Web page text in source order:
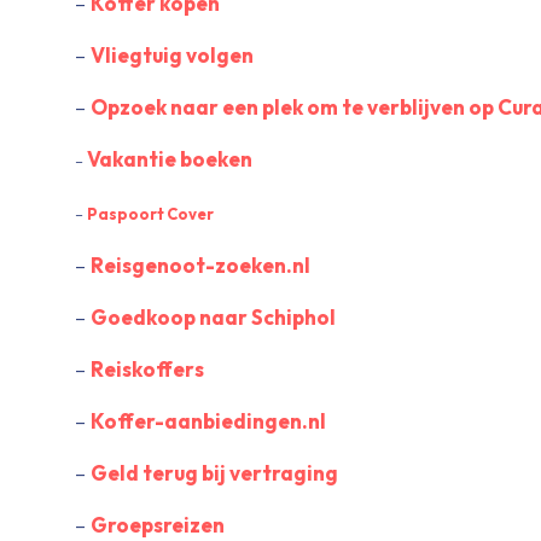
– Vliegtuig volgen
– Opzoek naar een plek om te verblijven op
–Vakantie boeken
– Paspoort Cover
– Reisgenoot-zoeken.nl
– Goedkoop naar Schiphol
– Reiskoffers
– Koffer-aanbiedingen.nl
– Geld terug bij vertraging
– Groepsreizen